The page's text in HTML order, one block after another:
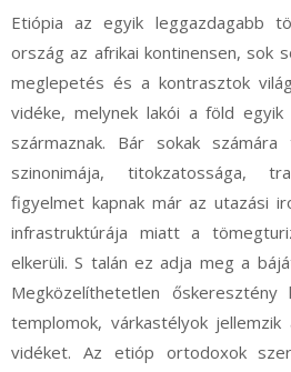
Etiópia az egyik leggazdagabb
ország az afrikai kontinensen, sok
meglepetés és a kontrasztok
vidéke, melynek lakói a föld egyik
származnak. Bár sokak
szinonimája, titokzatossága,
figyelmet kapnak már az utazási
infrastruktúrája miatt a
elkerüli. S talán ez adja meg a
Megközelíthetetlen
templomok, várkastélyok
vidéket. Az etióp ortodoxok